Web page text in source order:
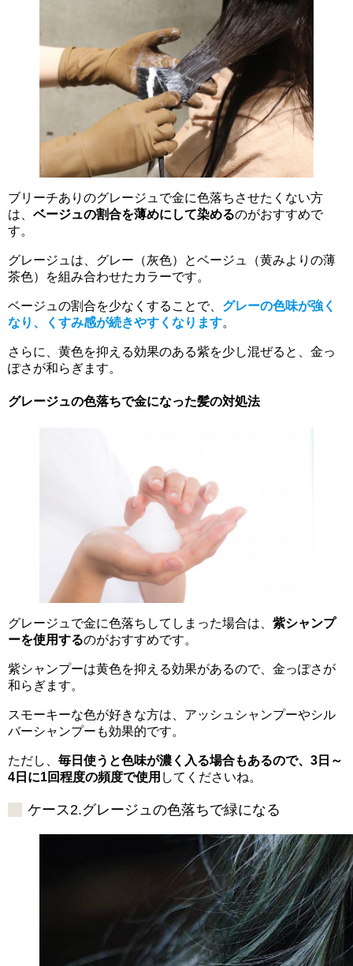
ブリーチありのグレージュで金に色落ちさせたくない方
は、 ベージュの割合を薄めにして染めるのがおすすめで
す。
グレージュは、グレー（灰色）とベージュ（黄みよりの薄
茶色）を組み合わせたカラーです。
ベージュの割合を少なくすることで、 グレーの色味が強く
なり、くすみ感が続きやすくなります。
さらに、黄色を抑える効果のある紫を少し混ぜると、金っ
ぽさが和らぎます。
グレージュの色落ちで金になった髪の対処法
グレージュで金に色落ちしてしまった場合は、 紫シャンプ
ーを使用するのがおすすめです。
紫シャンプーは黄色を抑える効果があるので、金っぽさが
和らぎます。
スモーキーな色が好きな方は、アッシュシャンプーやシル
バーシャンプーも効果的です。
ただし、 毎日使うと色味が濃く入る場合もあるので、3日～
4日に1回程度の頻度で使用 してくださいね。
ケース2.グレージュの色落ちで緑になる